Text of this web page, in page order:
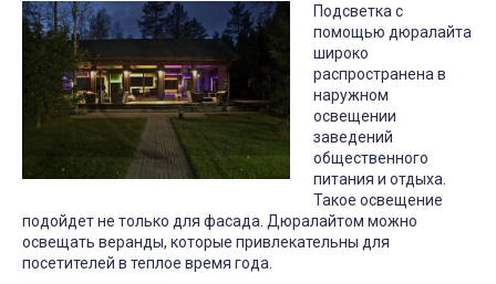
Подсветка с
помощью дюралайта
широко
распространена в
наружном
освещении
заведений
общественного
питания и отдыха.
Такое освещение
подойдет не только для фасада. Дюралайтом можно
освещать веранды, которые привлекательны для
посетителей в теплое время года.